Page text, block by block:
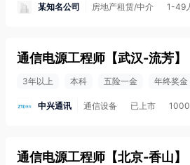
某知名公司 房地产租赁/中介 1-49
通信电源工程师 【武汉-流芳】
3年以上 本科 五险一金 年终奖金
中兴通讯 通信设备 已上市
通信电源工程师 【北京-香山】